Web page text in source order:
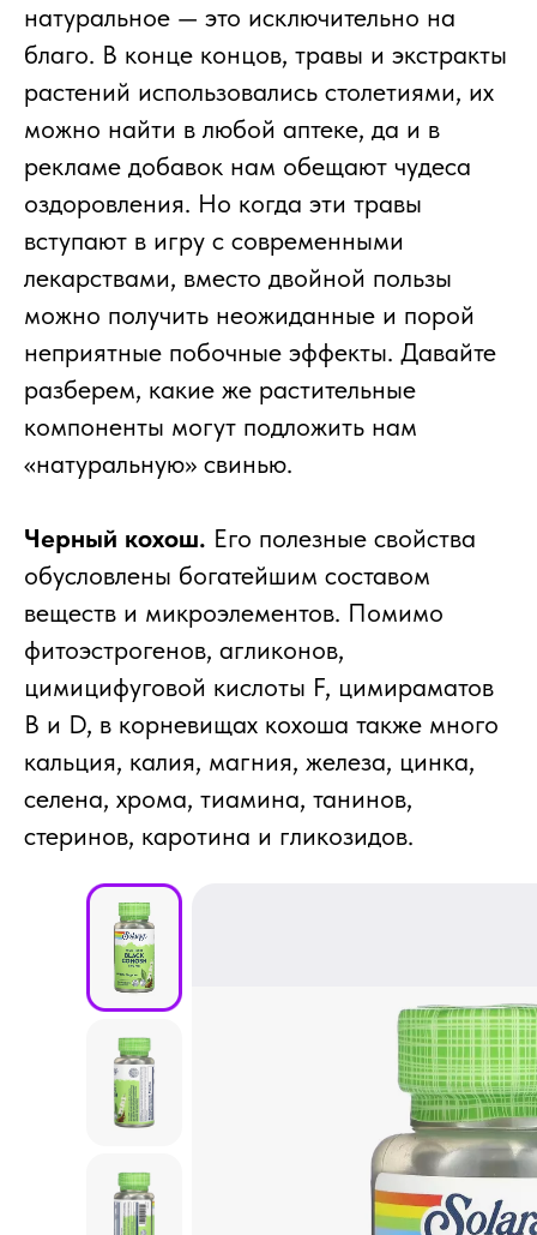
натуральное — это исключительно на
благо. В конце концов, травы и экстракты
растений использовались столетиями, их
можно найти в любой аптеке, да и в
рекламе добавок нам обещают чудеса
оздоровления. Но когда эти травы
вступают в игру с современными
лекарствами, вместо двойной пользы
можно получить неожиданные и порой
неприятные побочные эффекты. Давайте
разберем, какие же растительные
компоненты могут подложить нам
«натуральную» свинью.
Черный кохош. Его полезные свойства
обусловлены богатейшим составом
веществ и микроэлементов. Помимо
фитоэстрогенов, агликонов,
цимицифуговой кислоты F, цимираматов
B и D, в корневищах кохоша также много
кальция, калия, магния, железа, цинка,
селена, хрома, тиамина, танинов,
стеринов, каротина и гликозидов.